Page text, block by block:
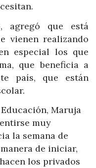
agregó que está
vienen realizando
especial los que
que beneficia a
país, que están
Maruja
muy
la semana de
de iniciar,
los privados